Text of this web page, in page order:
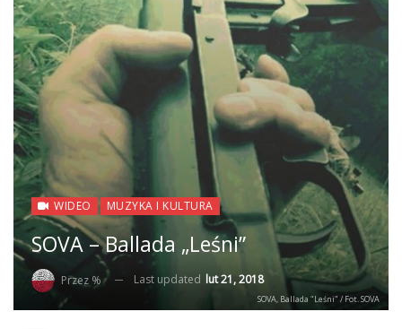
WIDEO MUZYKA I KULTURA
SOVA – Ballada „Leśni”
Przez % Last updated lut 21, 2018
SOVA, Ballada "Leśni" / Fot. SOVA